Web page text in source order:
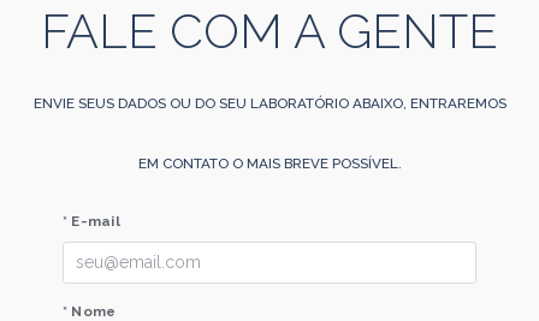
FALE COM A GENTE
ENVIE SEUS DADOS OU DO SEU LABORATÓRIO ABAIXO, ENTRAREMOS
EM CONTATO O MAIS BREVE POSSÍVEL.
* E-mail
* Nome